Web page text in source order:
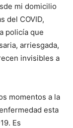
mi domicilio
del COVID,
policía que
arriesgada,
invisibles a
momentos a la
esta
Es